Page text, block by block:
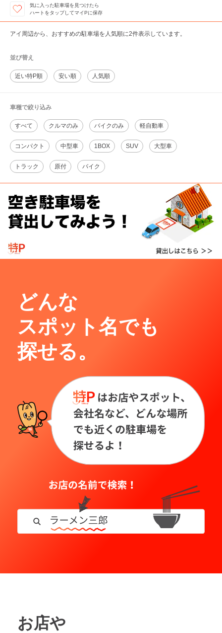
気に入った駐車場を見つけたら
ハートをタップしてマイPに保存
アイ周辺から、おすすめの駐車場を人気順に2件表示しています。
並び替え
近い特P順 安い順 人気順
車種で絞り込み
すべて クルマのみ バイクのみ 軽自動車
コンパクト 中型車 1BOX SUV 大型車
トラック 原付 バイク
どんな
スポット名でも
探せる。
お店や